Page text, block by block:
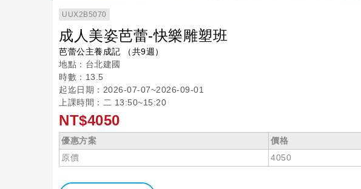
UUX2B5070
成人美姿芭蕾-快樂雕塑班
芭蕾公主養成記 （共9週）
地點：台北建國
時數：13.5
起迄日期：2026-07-07~2026-09-01
上課時間：二 13:50~15:20
NT$4050
優惠方案 價格
原價
4050